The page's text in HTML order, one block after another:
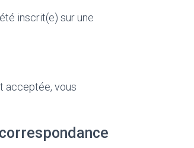
inscrit(e) sur une
acceptée, vous